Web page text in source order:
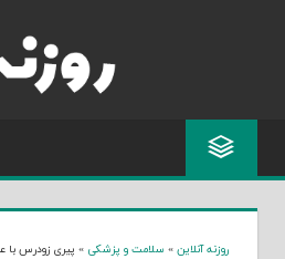
روزنه آنلاین » سلامت و پزشکی » پیری زودرس با